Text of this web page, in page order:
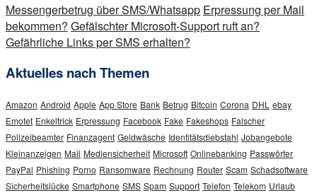
Messengerbetrug über SMS/Whatsapp Erpressung per Mail
bekommen? Gefälschter Microsoft-Support ruft an?
Gefährliche Links per SMS erhalten?
Aktuelles nach Themen
Amazon Android Apple App Store Bank Betrug Bitcoin Corona DHL ebay
Emotet Enkeltrick Erpressung Facebook Fake Fakeshops Falscher
Polizeibeamter Finanzagent Geldwäsche Identitätsdiebstahl Jobangebote
Kleinanzeigen Mail Mediensicherheit Microsoft Onlinebanking Passwörter
PayPal Phishing Porno Ransomware Rechnung Router Scam Schadsoftware
Sicherheitslücke Smartphone SMS Spam Support Telefon Telekom Urlaub